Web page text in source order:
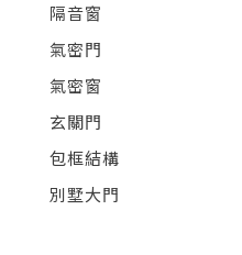
隔音窗
氣密門
氣密窗
玄關門
包框結構
別墅大門